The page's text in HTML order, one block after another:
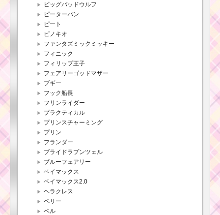
ビッグバッドウルフ
ピーターパン
ピート
ピノキオ
ファンタズミックミッキー
フィニック
フィリップ王子
フェアリーゴッドマザー
ブギー
フック船長
フリンライダー
プラクティカル
プリンスチャーミング
プリン
フランダー
ブライドラプンツェル
ブルーフェアリー
ベイマックス
ベイマックス2.0
ヘラクレス
ペリー
ベル